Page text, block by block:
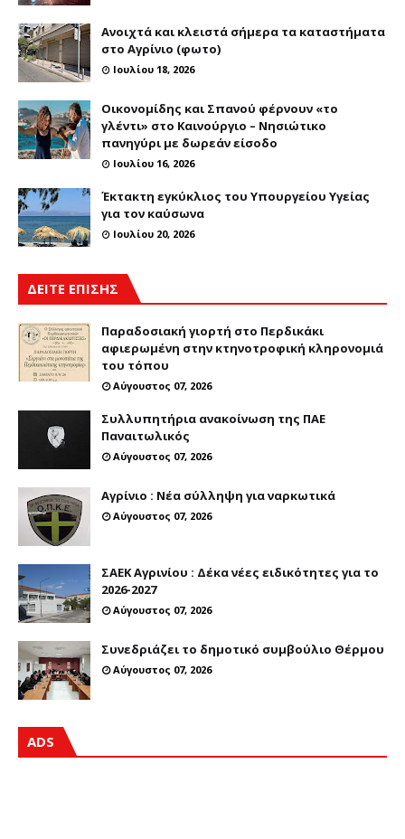
Ανοιχτά και κλειστά σήμερα τα καταστήματα
στο Αγρίνιο (φωτο)
Ιουλίου 18, 2026
Οικονομίδης και Σπανού φέρνουν «το
γλέντι» στο Καινούργιο – Νησιώτικο
πανηγύρι με δωρεάν είσοδο
Ιουλίου 16, 2026
Έκτακτη εγκύκλιος του Υπουργείου Υγείας
για τον καύσωνα
Ιουλίου 20, 2026
ΔΕΙΤΕ ΕΠΙΣΗΣ
Παραδοσιακή γιορτή στο Περδικάκι
αφιερωμένη στην κτηνοτροφική κληρονομιά
του τόπου
Αύγουστος 07, 2026
Συλλυπητήρια ανακοίνωση της ΠΑΕ
Παναιτωλικός
Αύγουστος 07, 2026
Αγρίνιο : Νέα σύλληψη για ναρκωτικά
Αύγουστος 07, 2026
ΣΑΕΚ Αγρινίου : Δέκα νέες ειδικότητες για το
2026-2027
Αύγουστος 07, 2026
Συνεδριάζει το δημοτικό συμβούλιο Θέρμου
Αύγουστος 07, 2026
ADS